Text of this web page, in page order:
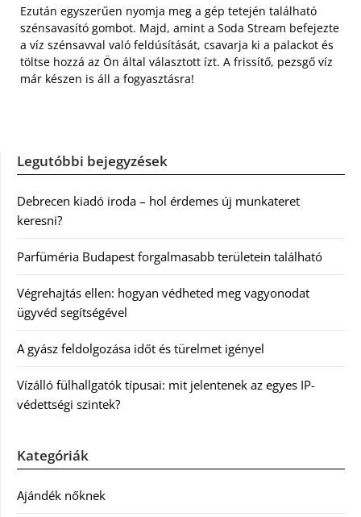
Ezután egyszerűen nyomja meg a gép tetején található
szénsavasító gombot. Majd, amint a Soda Stream befejezte
a víz szénsavval való feldúsítását, csavarja ki a palackot és
töltse hozzá az Ön által választott ízt. A frissítő, pezsgő víz
már készen is áll a fogyasztásra!
Legutóbbi bejegyzések
Debrecen kiadó iroda – hol érdemes új munkateret
keresni?
Parfüméria Budapest forgalmasabb területein található
Végrehajtás ellen: hogyan védheted meg vagyonodat
ügyvéd segítségével
A gyász feldolgozása időt és türelmet igényel
Vízálló fülhallgatók típusai: mit jelentenek az egyes IP-
védettségi szintek?
Kategóriák
Ajándék nőknek